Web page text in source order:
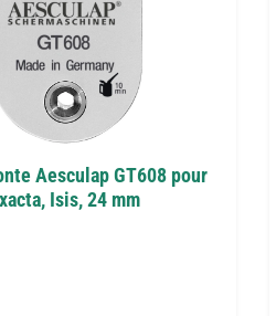
Aesculap GT608 pour
Isis, 24 mm